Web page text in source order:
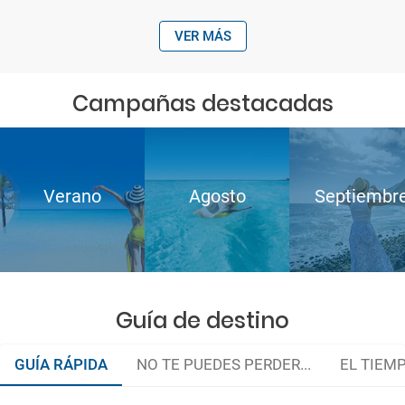
VER MÁS
Campañas destacadas
Verano Agosto
Guía de destino
GUÍA RÁPIDA NO TE PUEDES PERDER... EL